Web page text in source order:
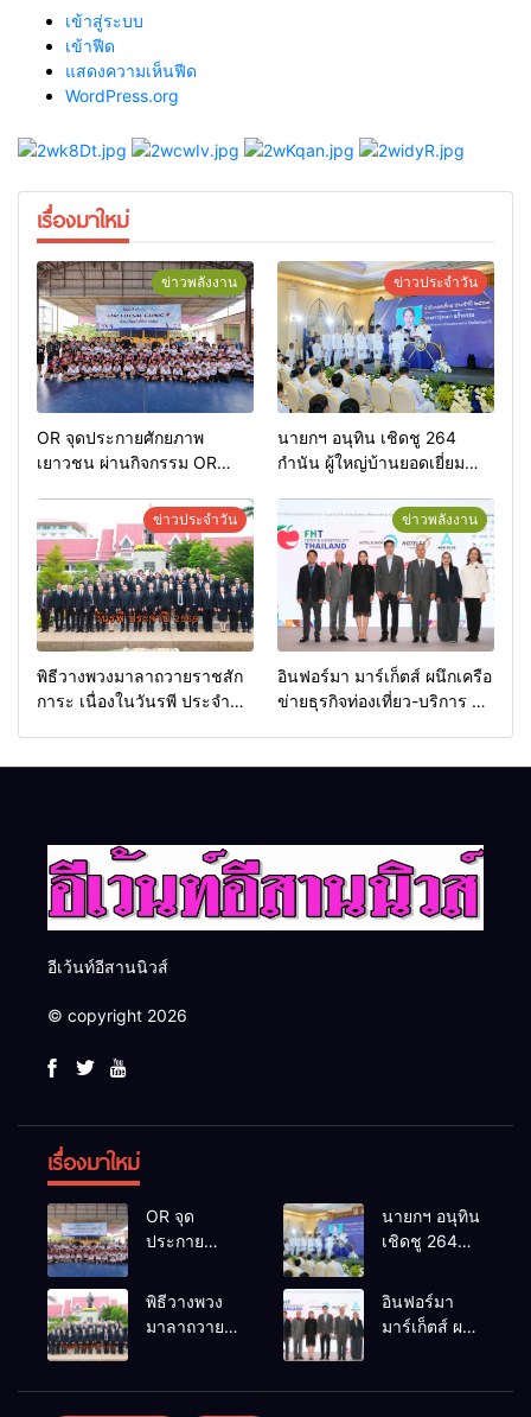
เข้าสู่ระบบ
เข้าฟีด
แสดงความเห็นฟีด
WordPress.org
เรื่องมาใหม่
ข่าวพลังงาน
OR จุดประกายศักยภาพ
เยาวชน ผ่านกิจกรรม OR
ข่าวประจำวัน
นายกฯ อนุทิน เชิดชู 264
กำนัน ผู้ใหญ่บ้านยอดเยี่ยม
เกียรติยศแห่งการเสียสละ”
ข่าวประจำวัน
พิธีวางพวงมาลาถวายราชสัก
การะ เนื่องในวันรพี ประจำปี
ข่าวพลังงาน
อินฟอร์มา มาร์เก็ตส์ ผนึกเครือ
ข่ายธุรกิจท่องเที่ยว-บริการ จัด
อีเว้นท์อีสานนิวส์
© copyright 2026
เรื่องมาใหม่
OR จุด
ประกาย
เยาวชน ผ่าน
นายกฯ อนุทิน
เชิดชู 264
บ้านยอดเยี่ยม
มอบแหนบ
เกียรติยศแห่ง
พิธีวางพวง
มาลาถวาย
อินฟอร์มา
มาร์เก็ตส์ ผนึก